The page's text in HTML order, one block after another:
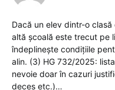
Dacă un elev dintr-o
altă școală este trecut pe
îndeplinește condițiile
alin. (3) HG 732/2025:
nevoie doar în cazuri
deces etc.)…